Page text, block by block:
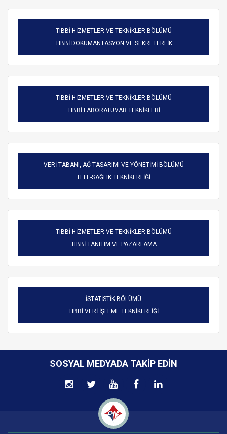
TIBBİ HİZMETLER VE TEKNİKLER BÖLÜMÜ
TIBBİ DOKÜMANTASYON VE SEKRETERLİK
TIBBİ HİZMETLER VE TEKNİKLER BÖLÜMÜ
TIBBİ LABORATUVAR TEKNİKLERİ
VERİ TABANI, AĞ TASARIMI VE YÖNETİMİ BÖLÜMÜ
TELE-SAĞLIK TEKNİKERLİĞİ
TIBBİ HİZMETLER VE TEKNİKLER BÖLÜMÜ
TIBBİ TANITIM VE PAZARLAMA
İSTATİSTİK BÖLÜMÜ
TIBBİ VERİ İŞLEME TEKNİKERLİĞİ
SOSYAL MEDYADA TAKIP EDIN